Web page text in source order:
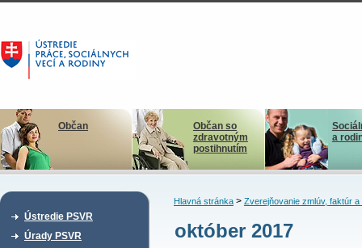
Občan
Občan so
zdravotným
postihnutím
a
Ústredie PSVR
Úrady PSVR
Hlavná stránka> Zverejňovanie zmlúv, faktúr a
október 2017